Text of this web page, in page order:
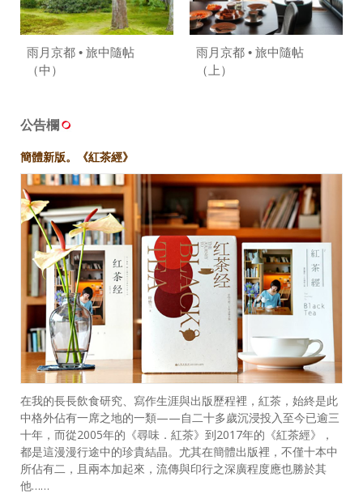
雨月京都 • 旅中隨帖
（中）
雨月京都 • 旅中隨帖
（上）
公告欄
簡體新版。《紅茶經》
在我的長長飲食研究、寫作生涯與出版歷程裡，紅茶，始終是此
中格外佔有一席之地的一類——自二十多歲沉浸投入至今已逾三
十年，而從2005年的《尋味．紅茶》到2017年的《紅茶經》，
都是這漫漫行途中的珍貴結晶。尤其在簡體出版裡，不僅十本中
所佔有二，且兩本加起來，流傳與印行之深廣程度應也勝於其
他……